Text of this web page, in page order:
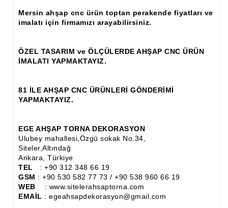
Ahşap Profil Çıta
Ahşap Sütun
Ayons Baskılı Ahşap Çıta Modelleri
Cibinlik
Cnc Ürün Çeşitleri
Diğer Ahşap Ürünler
Dekoratif Çıta İmalatı, Modelleri
Mersin ahşap cnc ürün toptan perakende fiyatları ve
imalatı için firmamızı arayabilirsiniz.
ÖZEL TASARIM ve ÖLÇÜLERDE AHŞAP CNC ÜRÜN
İMALATI YAPMAKTAYIZ.
81 İLE AHŞAP CNC ÜRÜNLERİ GÖNDERİMİ
YAPMAKTAYIZ.
EGE AHŞAP TORNA DEKORASYON
Ulubey mahallesi,Özgü sokak No.34,
Siteler,Altındağ
Ankara, Türkiye
TEL : +90 312 348 66 19
GSM : +90 530 582 77 73 / +90 538 960 66 19
WEB : www.sitelerahsaptorna.com
EMAİL : egeahsapdekorasyon@gmail.com